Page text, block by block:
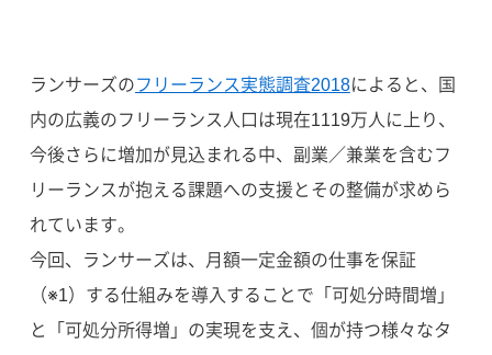
ランサーズのフリーランス実態調査2018によると、国
内の広義のフリーランス人口は現在1119万人に上り、
今後さらに増加が見込まれる中、副業／兼業を含むフ
リーランスが抱える課題への支援とその整備が求めら
れています。
今回、ランサーズは、月額一定金額の仕事を保証
（※1）する仕組みを導入することで「可処分時間増」
と「可処分所得増」の実現を支え、個が持つ様々なタ